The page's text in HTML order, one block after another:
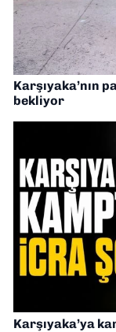
Karşıyaka’nın
bekliyor
Karşıyaka’ya